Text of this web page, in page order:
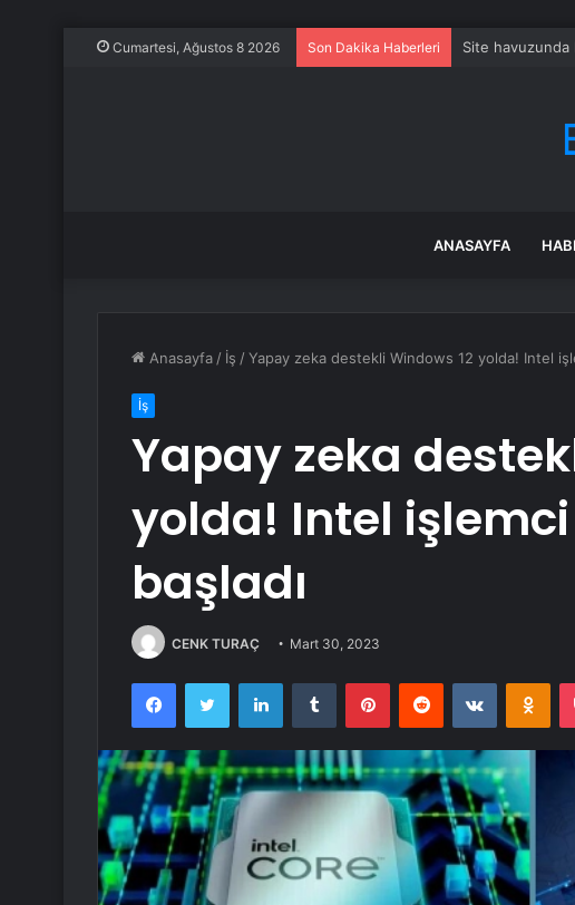
Cumartesi, Ağustos 8 2026 Son Dakika Haberleri Site havuzunda
ANASAYFA
Anasayfa / İş /Yapay zeka destekli Windows 12 yolda! Intel
İş
Yapay zeka
yolda! Intel
başladı
CENK TURAÇ Mart 30, 2023
FacebookTwitter LinkedInTumblr PinterestReddit VKontakte